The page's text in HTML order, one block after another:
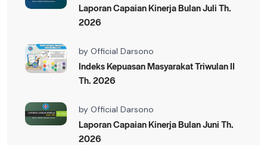
Laporan Capaian Kinerja Bulan Juli Th.
2026
by Official Darsono
Indeks Kepuasan Masyarakat Triwulan II
Th. 2026
by Official Darsono
Laporan Capaian Kinerja Bulan Juni Th.
2026